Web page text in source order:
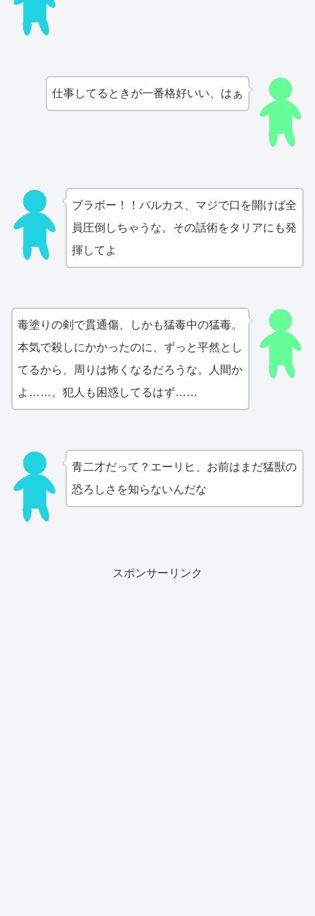
仕事してるときが一番格好いい、はぁ
ブラボー！！バルカス、マジで口を開けば全
員圧倒しちゃうな。その話術をタリアにも発
揮してよ
毒塗りの剣で貫通傷、しかも猛毒中の猛毒。
本気で殺しにかかったのに、ずっと平然とし
てるから、周りは怖くなるだろうな。人間か
よ……。犯人も困惑してるはず……
青二才だって？エーリヒ、お前はまだ猛獣の
恐ろしさを知らないんだな
スポンサーリンク